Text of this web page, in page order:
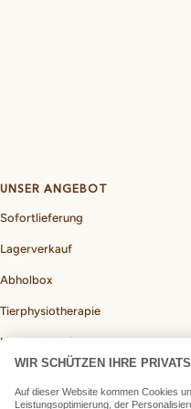
UNSER ANGEBOT
Sofortlieferung
Lagerverkauf
Abholbox
Tierphysiotherapie
Hundebedarf